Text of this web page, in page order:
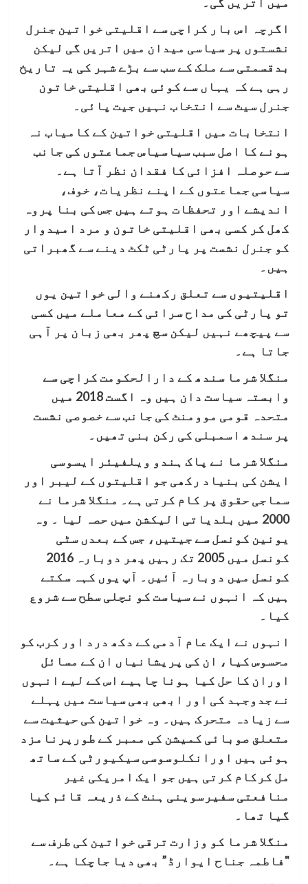
اگرچہ اس بار کراچی سے اقلیتی خواتین جنرل
نشستوں پر سیاسی میدان میں اتریں گی لیکن
بدقسمتی سے ملک کے سب سے بڑے شہر کی یہ تاریخ
رہی ہے کہ یہاں سے کوئی بھی اقلیتی خاتون
جنرل سیٹ سے انتخاب نہیں جیت پائی۔
انتخابات میں اقلیتی خواتین کے کامیاب نہ
ہونے کا اصل سبب سیاسیاس جماعتوں کی جانب
سے حوصلہ افزائی کا فقدان نظر آتا ہے۔
سیاسی جماعتوں کے اپنے نظریات، خوف،
اندیشے اور تحفظات ہوتے ہیں جس کی بنا پروہ
کھل کر کسی بھی اقلیتی خاتون و مرد امیدوار
کو جنرل نشست پر پارٹی ٹکٹ دینے سے گھبراتی
ہیں۔
اقلیتیوں سے تعلق رکھنے والی خواتین یوں
تو پارٹی کی مداح سرائی کے معاملے میں کسی
سے پیچھے نہیں لیکن سچ پھر بھی زبان پر آہی
جاتا ہے۔
منگلا شرما سندھ کے دارالحکومت کراچی سے
وابستہ سیاست دان ہیں وہ اگست 2018 میں
متحدہ قومی موومنٹ کی جانب سے خصوصی نشست
پر سندھ اسمبلی کی رکن بنی تھیں۔
منگلا شرما نے پاک ہندو ویلفیئر ایسوسی
ایشن کی بنیاد رکھی جو اقلیتوں کے لیبر اور
سماجی حقوق پر کام کرتی ہے۔ منگلا شرما نے
2000 میں بلدیاتی الیکشن میں حصہ لیا ۔ وہ
یونین کونسل سے جیتیں، جس کے بعدں سٹی
کونسل میں 2005 تک رہیں پھر دوبارہ 2016
کونسل میں دوبارہ آئیں۔ آپ یوں کہہ سکتے
ہیں کہ انہوں نے سیاست کو نچلی سطح سے شروع
کیا۔
انہوں نے ایک عام آدمی کے دکھ درد اور کرب کو
محسوس کیا، ان کی پریشانیاں ان کے مسائل
اوران کا حل کیا ہونا چاہیے اس کے لیے انہوں
نے جدوجہد کی اور ابھی بھی سیاست میں پہلے
سے زیادہ متحرک ہیں۔ وہ خواتین کی حیثیت سے
متعلق صوبائی کمیشن کی ممبر کے طورپرنامزد
ہوئی ہیں اورانکلوسوسی سیکیورٹی کے ساتھ
مل کرکام کرتی ہیں جو ایک امریکی غیر
منافعتی سفیرسوینی ہنٹ کے ذریعہ قائم کیا
گیا تھا۔
منگلا شرما کو وزارت ترقی خواتین کی طرف سے
"فاطمہ جناح ایوارڈ” بھی دیا جاچکا ہے۔